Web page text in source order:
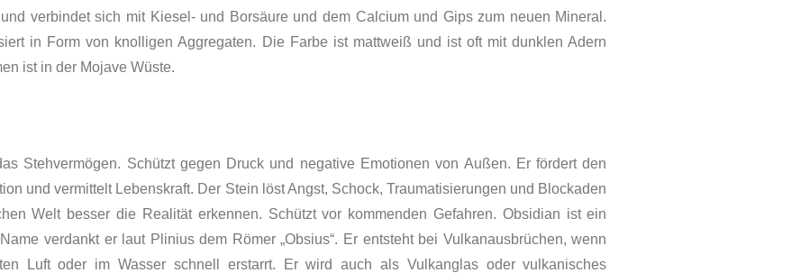
verbindet sich mit Kiesel- und Borsäure und dem Calcium und Gips zum neuen Mineral.
in Form von knolligen Ag­gregaten. Die Farbe ist mattweiß und ist oft mit dunklen Adern
ist in der Mojave Wüste.
Stehvermögen. Schützt gegen Druck und negative Emotionen von Außen. Er fördert den
und vermittelt Lebenskraft. Der Stein löst Angst, Schock, Traumatisierungen und Blockaden
Welt besser die Realität erkennen. Schützt vor kommenden Gefahren. Obsidian ist ein
verdankt er laut Plinius dem Römer „Obsius“. Er ent­steht bei Vulkan­ausbrüchen, wenn
Luft oder im Wasser schnell er­starrt. Er wird auch als Vulkan­glas oder vulkanisches